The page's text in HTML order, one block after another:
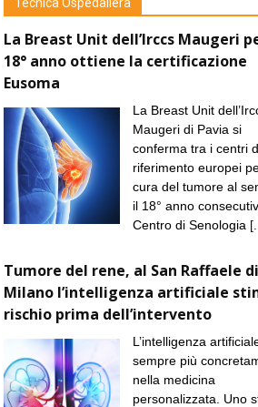
La Breast Unit dell’Irccs Maugeri
18° anno ottiene la certificazione
Eusoma
La Breast Unit
Maugeri di Pavia si
conferma tra i centri
riferimento europei
cura del tumore al
il 18° anno
Centro di Senologia
Tumore del rene, al San Raffaele di
Milano l’intelligenza artificiale
rischio prima dell’intervento
L’intelligenza
sempre più
nella medicina
personalizzata. Uno